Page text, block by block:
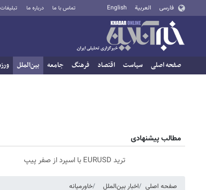
فارسی العربية English تماس با ما درباره ما تبلیغات
صفحه اصلی سیاست اقتصاد فرهنگ جامعه بین‌الملل
مطالب پیشنهادی
ترید EURUSD با اسپرد از صفر پیپ
صفحه اصلی اخبار بین‌الملل خاورمیانه